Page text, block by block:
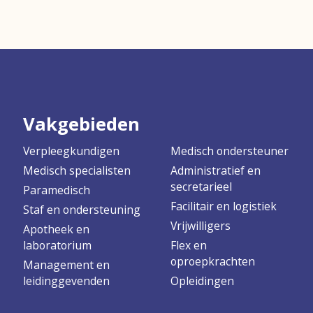
Vakgebieden
Verpleegkundigen
Medisch specialisten
Paramedisch
Staf en ondersteuning
Apotheek en
laboratorium
Management en
leidinggevenden
Medisch ondersteuner
Administratief en
secretarieel
Facilitair en logistiek
Vrijwilligers
Flex en
oproepkrachten
Opleidingen